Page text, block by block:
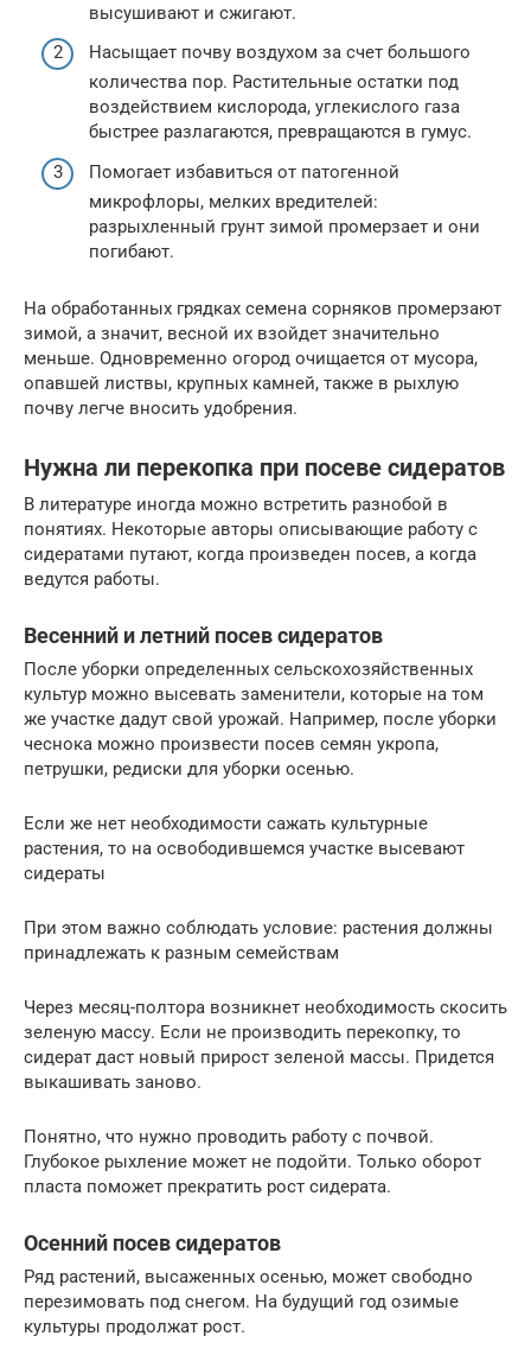
высушивают и сжигают.
Насыщает почву воздухом за счет большого
количества пор. Растительные остатки под
воздействием кислорода, углекислого газа
быстрее разлагаются, превращаются в гумус.
Помогает избавиться от патогенной
микрофлоры, мелких вредителей:
разрыхленный грунт зимой промерзает и они
погибают.
На обработанных грядках семена сорняков промерзают
зимой, а значит, весной их взойдет значительно
меньше. Одновременно огород очищается от мусора,
опавшей листвы, крупных камней, также в рыхлую
почву легче вносить удобрения.
Нужна ли перекопка при посеве сидератов
В литературе иногда можно встретить разнобой в
понятиях. Некоторые авторы описывающие работу с
сидератами путают, когда произведен посев, а когда
ведутся работы.
Весенний и летний посев сидератов
После уборки определенных сельскохозяйственных
культур можно высевать заменители, которые на том
же участке дадут свой урожай. Например, после уборки
чеснока можно произвести посев семян укропа,
петрушки, редиски для уборки осенью.
Если же нет необходимости сажать культурные
растения, то на освободившемся участке высевают
сидераты
При этом важно соблюдать условие: растения должны
принадлежать к разным семействам
Через месяц-полтора возникнет необходимость скосить
зеленую массу. Если не производить перекопку, то
сидерат даст новый прирост зеленой массы. Придется
выкашивать заново.
Понятно, что нужно проводить работу с почвой.
Глубокое рыхление может не подойти. Только оборот
пласта поможет прекратить рост сидерата.
Осенний посев сидератов
Ряд растений, высаженных осенью, может свободно
перезимовать под снегом. На будущий год озимые
культуры продолжат рост.